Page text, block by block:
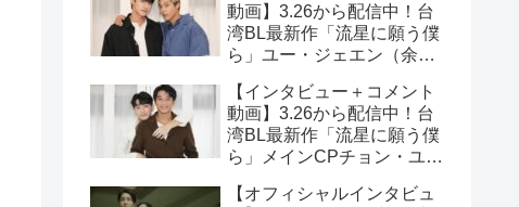
動画】3.26から配信中！台
湾BL最新作「流星に願う僕
ら」ユー・ジェエン（余杰
うた）インタビュー！サイ
ン入りチェキ読プレも
【インタビュー＋コメント
動画】3.26から配信中！台
湾BL最新作「流星に願う僕
ら」メインCPチョン・ユエ
ー・モンシュエン（初孟
【オフィシャルインタビュ